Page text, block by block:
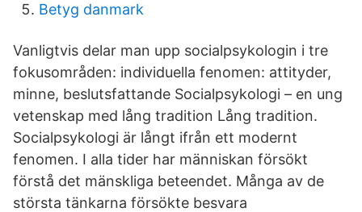
Betyg danmark
Vanligtvis delar man upp socialpsykologin i tre
fokusområden: individuella fenomen: attityder,
minne, beslutsfattande Socialpsykologi – en ung
vetenskap med lång tradition Lång tradition.
Socialpsykologi är långt ifrån ett modernt
fenomen. I alla tider har människan försökt
förstå det mänskliga beteendet. Många av de
största tänkarna försökte besvara